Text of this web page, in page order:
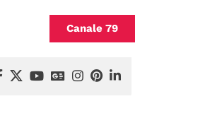
Canale 79